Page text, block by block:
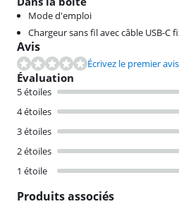
Mode d'emploi
Chargeur sans fil avec câble USB-C
Avis
Écrivez le premier avis
Évaluation
5 étoiles
4 étoiles
3 étoiles
2 étoiles
1 étoile
Produits associés